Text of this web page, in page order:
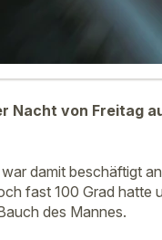
Nacht von Freitag
damit beschäftigt
fast 100 Grad hatte
des Mannes.